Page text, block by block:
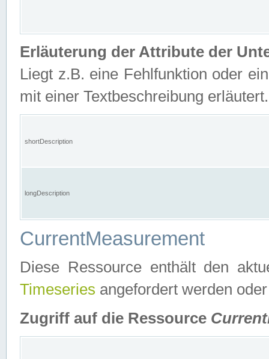
Erläuterung der Attribute der
Liegt z.B. eine Fehlfunktion oder
mit einer Textbeschreibung erläutert.
shortDescription
longDescription
CurrentMeasurement
Diese Ressource enthält den
Timeseries angefordert werden
Zugriff auf die Ressource